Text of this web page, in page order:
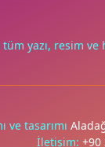
yazı, resim
ve tasarımı
İletişim: +90